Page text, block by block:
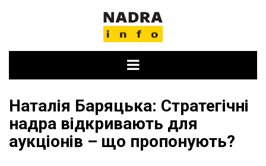
Наталія Баряцька: Стратегічні
надра відкривають для
аукціонів – що пропонують?